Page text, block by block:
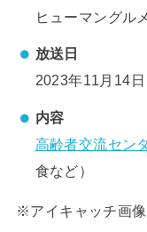
ヒューマングル
放送日
2023年11月14
内容
高齢者交流セン
食など）
※アイキャッチ画